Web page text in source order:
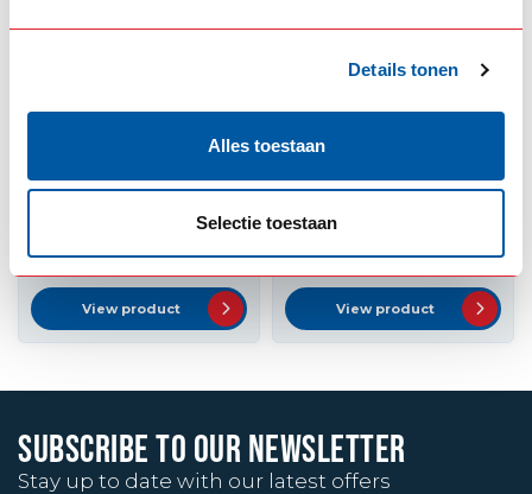
Details tonen
Alles toestaan
Selectie toestaan
Roka LED spotlight
--,-- In stock
View product
ROKA
Roka BA15s LED bulb
--,-- In stock
View product
SUBSCRIBE TO OUR NEWSLETTER
Stay up to date with our latest offers